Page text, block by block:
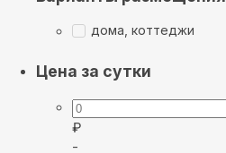
дома, коттеджи
Цена за сутки
₽
-